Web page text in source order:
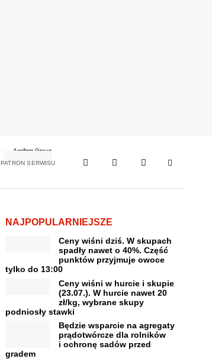
PATRON SERWISU
NAJPOPULARNIEJSZE
Ceny wiśni dziś. W skupach
spadły nawet o 40%. Część
punktów przyjmuje owoce
tylko do 13:00
Ceny wiśni w hurcie i skupie
(23.07.). W hurcie nawet 20
zł/kg, wybrane skupy
podniosły stawki
Będzie wsparcie na agregaty
prądotwórcze dla rolników
i ochronę sadów przed
gradem